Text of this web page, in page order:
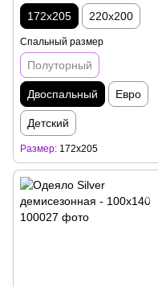
172x205 220x200
Спальный размер
Полуторный
Двоспальный Евро
Детский
Размер 172x205